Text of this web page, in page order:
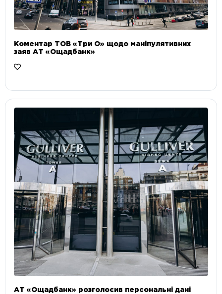
Коментар ТОВ «Три О» щодо маніпулятивних
заяв АТ «Ощадбанк»
АТ «Ощадбанк» розголосив персональні дані